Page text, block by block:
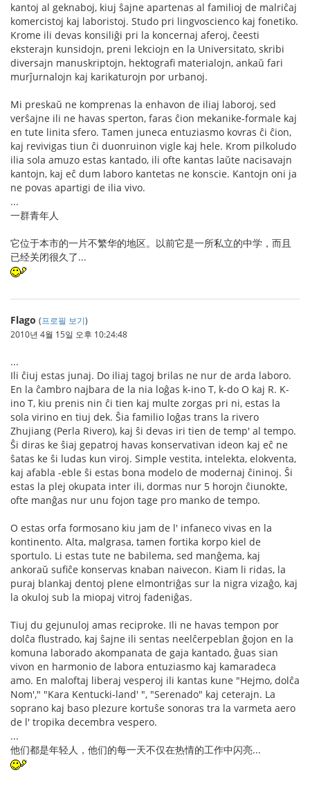
kantoj al geknaboj, kiuj ŝajne apartenas al familioj de malriĉaj
komercistoj kaj laboristoj. Studo pri lingvoscienco kaj fonetiko.
Krome ili devas konsiliĝi pri la koncernaj aferoj, ĉeesti
eksterajn kunsidojn, preni lekciojn en la Universitato, skribi
diversajn manuskriptojn, hektografi materialojn, ankaŭ fari
murĵurnalojn kaj karikaturojn por urbanoj.
Mi preskaŭ ne komprenas la enhavon de iliaj laboroj, sed
verŝajne ili ne havas sperton, faras ĉion mekanike-formale kaj
en tute linita sfero. Tamen juneca entuziasmo kovras ĉi ĉion,
kaj revivigas tiun ĉi duonruinon vigle kaj hele. Krom pilkoludo
ilia sola amuzo estas kantado, ili ofte kantas laŭte nacisavajn
kantojn, kaj eĉ dum laboro kantetas ne konscie. Kantojn oni ja
ne povas apartigi de ilia vivo.
...
一群青年人
它位于本市的一片不繁华的地区。以前它是一所私立的中学，而且
已经关闭很久了...
Flago (프로필 보기)
2010년 4월 15일 오후 10:24:48
...
Ili ĉiuj estas junaj. Do iliaj tagoj brilas ne nur de arda laboro.
En la ĉambro najbara de la nia loĝas k-ino T, k-do O kaj R. K-
ino T, kiu prenis nin ĉi tien kaj multe zorgas pri ni, estas la
sola virino en tiuj dek. Ŝia familio loĝas trans la rivero
Zhujiang (Perla Rivero), kaj ŝi devas iri tien de temp' al tempo.
Ŝi diras ke ŝiaj gepatroj havas konservativan ideon kaj eĉ ne
ŝatas ke ŝi ludas kun viroj. Simple vestita, intelekta, elokventa,
kaj afabla -eble ŝi estas bona modelo de modernaj ĉininoj. Ŝi
estas la plej okupata inter ili, dormas nur 5 horojn ĉiunokte,
ofte manĝas nur unu fojon tage pro manko de tempo.
O estas orfa formosano kiu jam de l' infaneco vivas en la
kontinento. Alta, malgrasa, tamen fortika korpo kiel de
sportulo. Li estas tute ne babilema, sed manĝema, kaj
ankoraŭ sufiĉe konservas knaban naivecon. Kiam li ridas, la
puraj blankaj dentoj plene elmontriĝas sur la nigra vizaĝo, kaj
la okuloj sub la miopaj vitroj fadeniĝas.
Tiuj du gejunuloj amas reciproke. Ili ne havas tempon por
dolĉa flustrado, kaj ŝajne ili sentas neelĉerpeblan ĝojon en la
komuna laborado akompanata de gaja kantado, ĝuas sian
vivon en harmonio de labora entuziasmo kaj kamaradeca
amo. En maloftaj liberaj vesperoj ili kantas kune "Hejmo, dolĉa
Nom'," "Kara Kentucki-land' ", "Serenado" kaj ceterajn. La
soprano kaj baso plezure kortuŝe sonoras tra la varmeta aero
de l' tropika decembra vespero.
...
他们都是年轻人，他们的每一天不仅在热情的工作中闪亮...